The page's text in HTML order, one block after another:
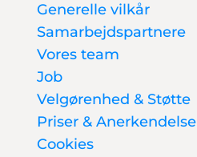
Generelle vilkår
Samarbejdspartnere
Vores team
Job
Velgørenhed & Støtte
Priser & Anerkendelse
Cookies